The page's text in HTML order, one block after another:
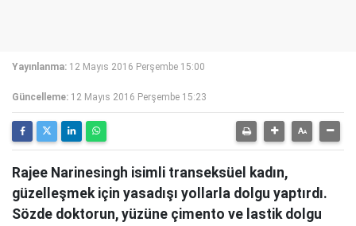
Yayınlanma: 12 Mayıs 2016 Perşembe 15:00
Güncelleme: 12 Mayıs 2016 Perşembe 15:23
Rajee Narinesingh isimli transeksüel kadın,
güzelleşmek için yasadışı yollarla dolgu yaptırdı.
Sözde doktorun, yüzüne çimento ve lastik dolgu